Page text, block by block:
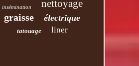
insémination nettoyage
graisse électrique
tatouage liner